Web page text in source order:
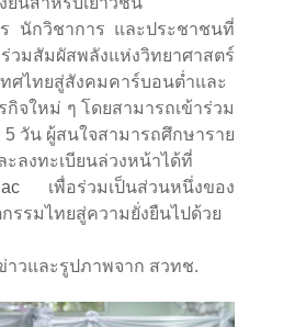
นักวิชาการ และประชาชนที่
วมสัมผัสพลังแห่งวิทยาศาสตร์
ศไทยสู่สังคมคาร์บอนต่ำและ
กิจใหม่ ๆ โดยสามารถเข้าร่วม
วัน ผู้สนใจสามารถศึกษาราย
ะลงทะเบียนล่วงหน้าได้ที่
เพื่อร่วมเป็นส่วนหนึ่งของ
รรมไทยสู่ความยั่งยืนไปด้วย
วและรูปภาพจาก สวทช.